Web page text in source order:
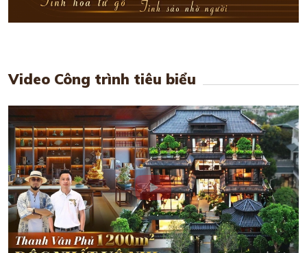
Video Công trình tiêu biểu